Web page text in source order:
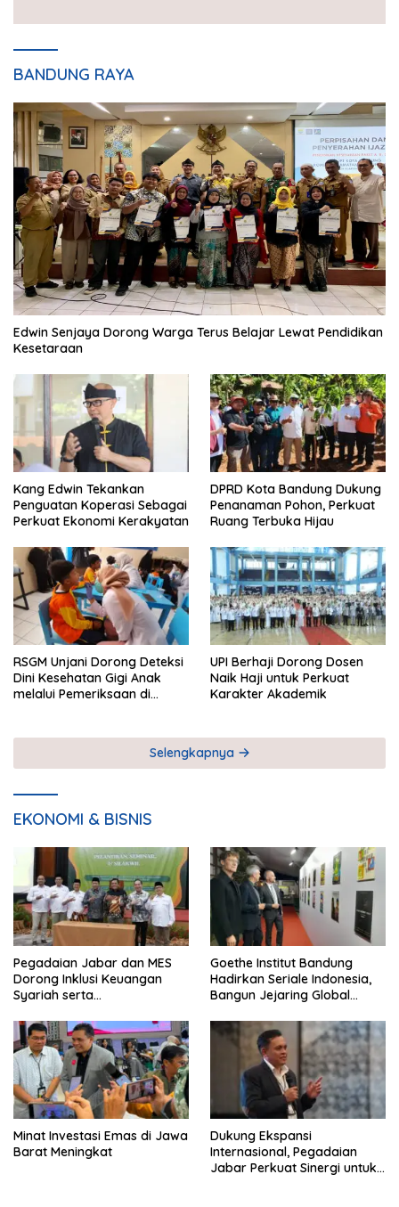
BANDUNG RAYA
Edwin Senjaya Dorong Warga Terus Belajar Lewat Pendidikan
Kesetaraan
Kang Edwin Tekankan
Penguatan Koperasi Sebagai
Perkuat Ekonomi Kerakyatan
DPRD Kota Bandung Dukung
Penanaman Pohon, Perkuat
Ruang Terbuka Hijau
RSGM Unjani Dorong Deteksi
Dini Kesehatan Gigi Anak
melalui Pemeriksaan di
UPI Berhaji Dorong Dosen
Naik Haji untuk Perkuat
Karakter Akademik
Selengkapnya
EKONOMI & BISNIS
Pegadaian Jabar dan MES
Dorong Inklusi Keuangan
Syariah serta
Goethe Institut Bandung
Hadirkan Seriale Indonesia,
Bangun Jejaring Global
Minat Investasi Emas di Jawa
Barat Meningkat
Dukung Ekspansi
Internasional, Pegadaian
Jabar Perkuat Sinergi untuk